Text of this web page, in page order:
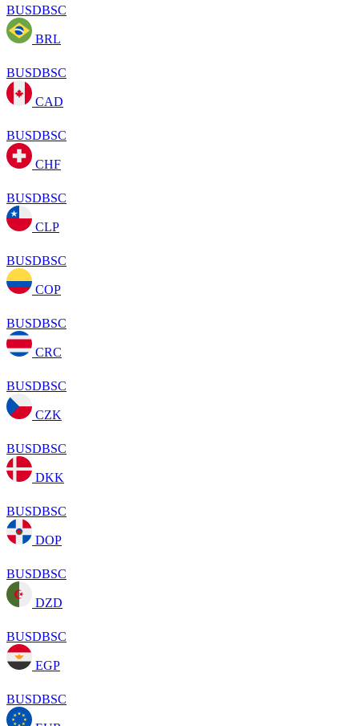
BUSDBSC
BRL
BUSDBSC
CAD
BUSDBSC
CHF
BUSDBSC
CLP
BUSDBSC
COP
BUSDBSC
CRC
BUSDBSC
CZK
BUSDBSC
DKK
BUSDBSC
DOP
BUSDBSC
DZD
BUSDBSC
EGP
BUSDBSC